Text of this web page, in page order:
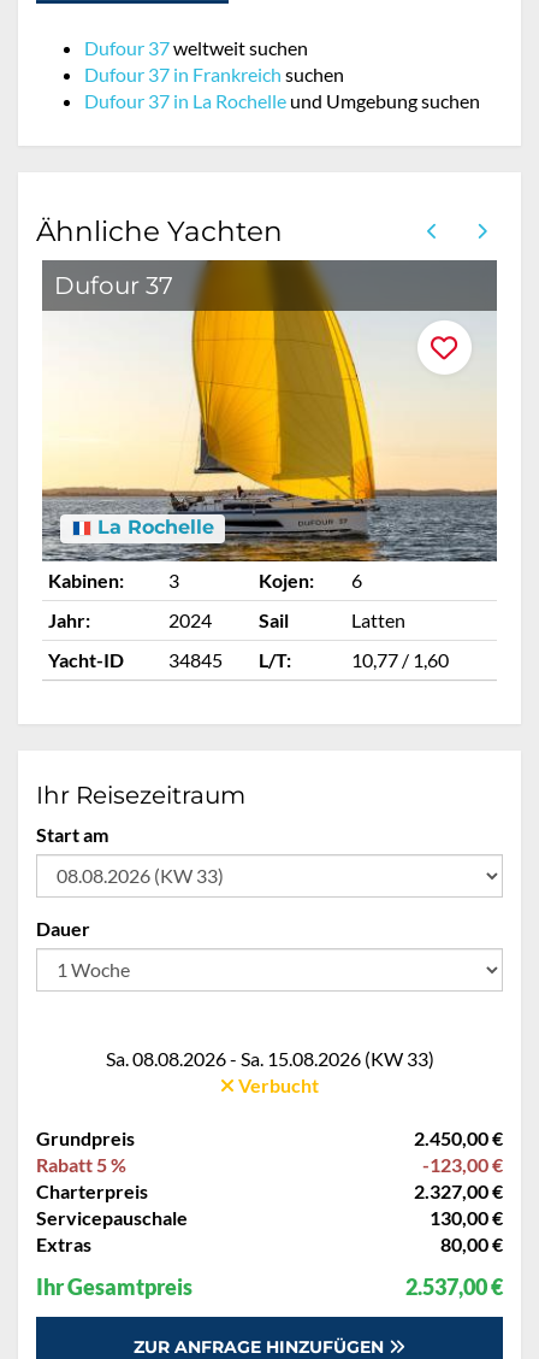
Dufour 37weltweit suchen
Dufour 37 in Frankreich suchen
Dufour 37 in La Rochelle und Umgebung suchen
Ähnliche Yachten
Dufour 37
La Rochelle
Kabinen: 3 Kojen:
6
Jahr:
2024 Sail
Latten
Yacht-ID
34845 L/T: 10,77 / 1,60
Ihr Reisezeitraum
Start am
Dauer
Sa. 08.08.2026 - Sa. 15.08.2026 (KW 33)
Verbucht
Grundpreis
2.450,00 €
Rabatt 5 %
-123,00 €
Charterpreis
2.327,00 €
Servicepauschale
130,00 €
Extras
80,00 €
Ihr Gesamtpreis 2.537,00 €
ZUR ANFRAGE HINZUFÜGEN